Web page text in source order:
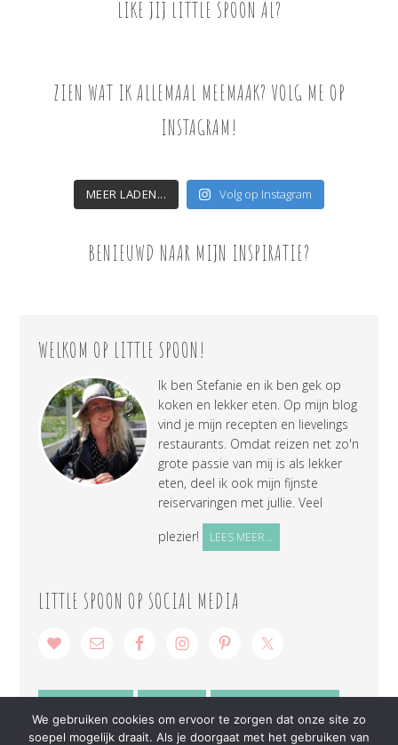
LIKE JIJ LITTLE SPOON AL?
ZIEN WAT IK ALLEMAAL MEEMAAK? VOLG ME OP
INSTAGRAM!
MEER LADEN... Volg op Instagram
BENIEUWD NAAR MIJN INSPIRATIE?
WELKOM OP LITTLE SPOON!
Ik ben Stefanie en ik ben gek op
koken en lekker eten. Op mijn blog
vind je mijn recepten en lievelings
restaurants. Omdat reizen net zo'n
grote passie van mij is als lekker
eten, deel ik ook mijn fijnste
reiservaringen met jullie. Veel
plezier!
LEES MEER...
LITTLE SPOON OP SOCIAL MEDIA
We gebruiken cookies om ervoor te zorgen dat onze site zo
soepel mogelijk draait. Als je doorgaat met het gebruiken van